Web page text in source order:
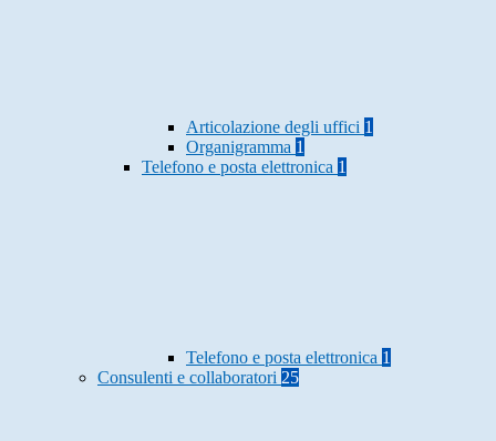
Articolazione degli uffici 1
Organigramma 1
Telefono e posta elettronica 1
Telefono e posta elettronica 1
Consulenti e collaboratori 25